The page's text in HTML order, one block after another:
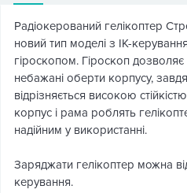
Радіокерований гелікоптер
новий тип моделі з ІК-
гіроскопом. Гіроскоп дозволяє
небажані оберти корпусу,
відрізняється високою
корпус і рама роблять
надійним у використанні.
Заряджати гелікоптер можна
керування.